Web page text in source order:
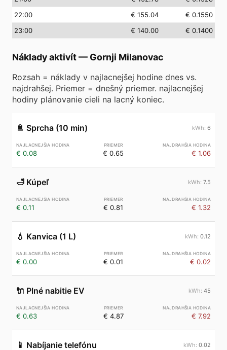
22:00 € 155.04
€ 0.1550
23:00 € 140.00 € 0.1400
Náklady aktivít— Gornji Milanovac
Rozsah = náklady v najlacnejšej hodine dnes vs.
najdrahšej. Priemer = dnešný priemer. najlacnejšej
hodiny plánovanie cieli na lacný koniec.
🚿 Sprcha (10 min) 6
€ 0.08 € 0.65 € 1.06
🛁 Kúpeľ 7.5
€ 0.11 € 0.81 € 1.32
💧 Kanvica (1 L) 0.12
€ 0.00 € 0.01 € 0.02
🔌 Plné nabitie EV 45
€ 0.63 € 4.87 € 7.92
📱 Nabíjanie telefónu 0.02